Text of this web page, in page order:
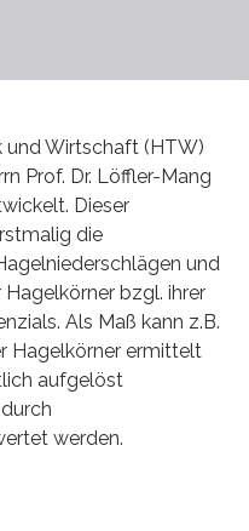
und Wirtschaft (HTW)
Prof. Dr. Löffler-Mang
Dieser
die
und
bzgl. ihrer
Als Maß kann z.B.
Hagelkörner ermittelt
aufgelöst
werden.